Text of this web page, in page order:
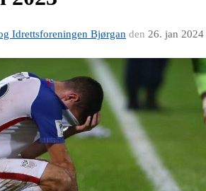
Idrettsforeningen Bjørgan den 26. jan 2024